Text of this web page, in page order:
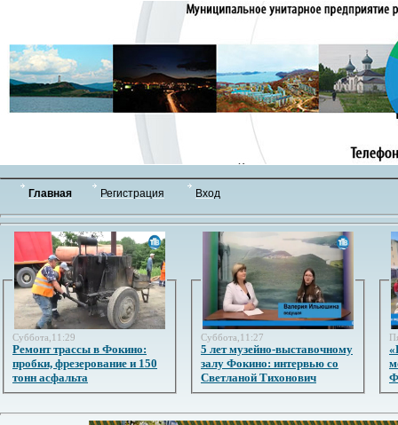
Главная Регистрация Вход
Суббота,11:29
Ремонт трассы в Фокино:
пробки, фрезерование и 150
тонн асфальта
Суббота,11:27
5 лет музейно-выставочному
залу Фокино: интервью со
Светланой Тихонович